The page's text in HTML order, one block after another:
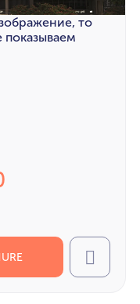
то
показываем
Call